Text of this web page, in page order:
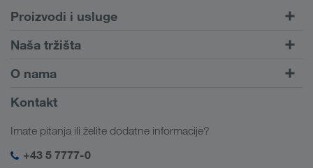
Proizvodi i usluge
Cestovni prijevoz
Portal za klijente CONNECT
Digitalna rješenja
Rješenja prema branši
Naša tržišta
Europa
Kavkaz
Srednja Azija
Bliski Istok
O nama
Informacije o poduzeću
Društvena odgovornost
SHEQ-menadžment
Kontakt
Imate pitanja ili želite dodatne informacije?
+43 5 7777-0